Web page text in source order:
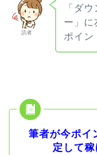
読者
「ダ
ー」に
ポイン
筆者が今ポイ
定して